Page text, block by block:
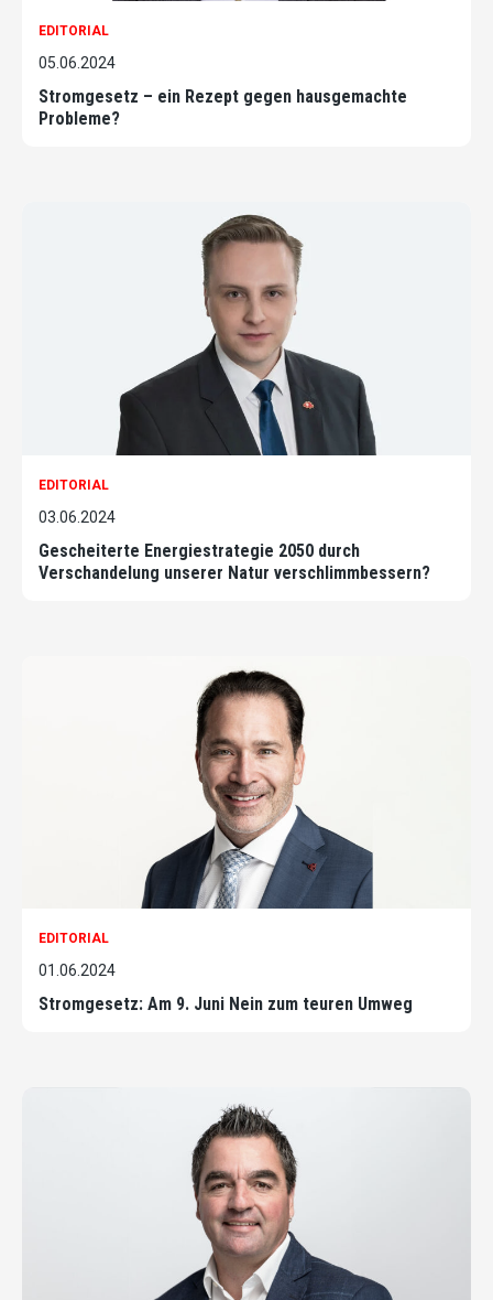
EDITORIAL
05.06.2024
Stromgesetz – ein Rezept gegen hausgemachte
Probleme?
EDITORIAL
03.06.2024
Gescheiterte Energiestrategie 2050 durch
Verschandelung unserer Natur verschlimmbessern?
EDITORIAL
01.06.2024
Stromgesetz: Am 9. Juni Nein zum teuren Umweg